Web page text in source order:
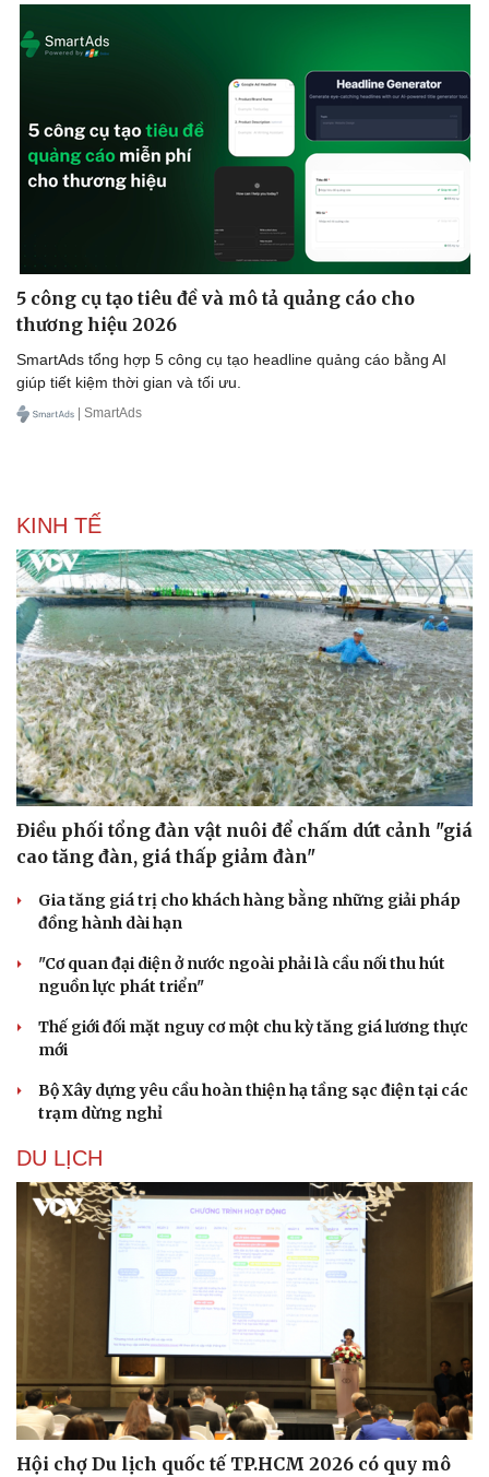
Sức khỏe
Dinh dưỡng - món ngon
Cây thuốc
Sản phụ khoa
Nhi khoa
Làm đẹp - giảm cân
Phòng mạch online
Đời sống
Nhà đẹp
Blog
Tình yêu - Gia đình
5 công cụ tạo tiêu đề và mô tả quảng cáo cho
thương hiệu 2026
SmartAds tổng hợp 5 công cụ tạo headline quảng cáo bằng AI
giúp tiết kiệm thời gian và tối ưu.
| SmartAds
KINH TẾ
Điều phối tổng đàn vật nuôi để chấm dứt cảnh "giá
cao tăng đàn, giá thấp giảm đàn"
Gia tăng giá trị cho khách hàng bằng những giải pháp
đồng hành dài hạn
"Cơ quan đại diện ở nước ngoài phải là cầu nối thu hút
nguồn lực phát triển"
Thế giới đối mặt nguy cơ một chu kỳ tăng giá lương thực
mới
Bộ Xây dựng yêu cầu hoàn thiện hạ tầng sạc điện tại các
trạm dừng nghỉ
DU LỊCH
Hội chợ Du lịch quốc tế TP.HCM 2026 có quy mô